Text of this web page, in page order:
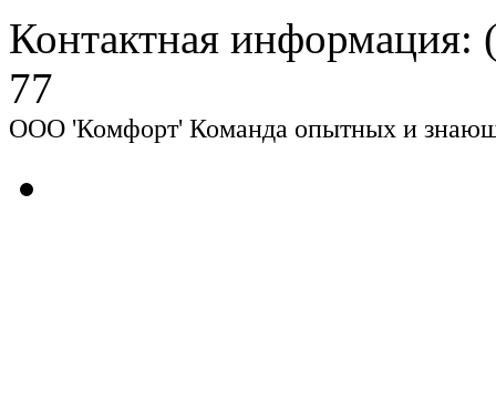
Контактная
77
ООО 'Комфорт' Команда опытных и